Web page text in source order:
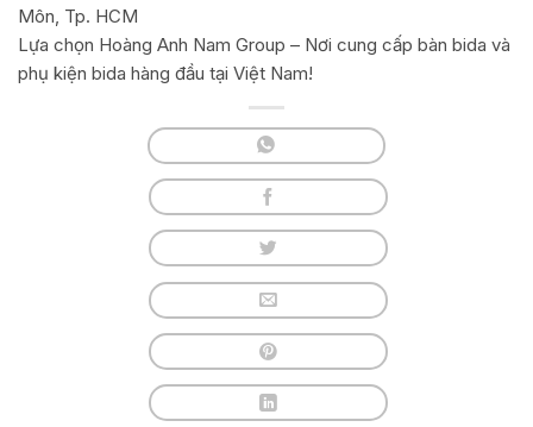
Môn, Tp. HCM
Lựa chọn Hoàng Anh Nam Group – Nơi cung cấp bàn bida và
phụ kiện bida hàng đầu tại Việt Nam!